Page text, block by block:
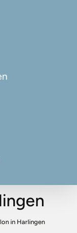
in Harlingen